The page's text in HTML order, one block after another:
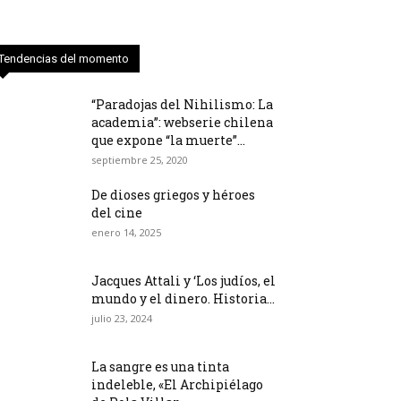
del momento
“Paradojas del Nihilismo: La
academia”: webserie chilena
que expone “la muerte”...
septiembre 25, 2020
De dioses griegos y héroes
del cine
enero 14, 2025
Jacques Attali y ‘Los judíos, el
mundo y el dinero. Historia...
julio 23, 2024
La sangre es una tinta
indeleble, «El Archipiélago